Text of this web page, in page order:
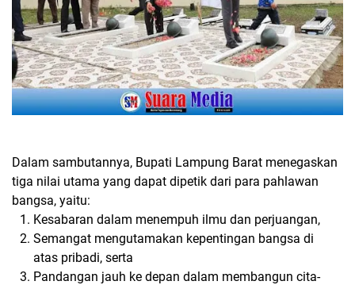
Dalam sambutannya, Bupati Lampung Barat menegaskan
tiga nilai utama yang dapat dipetik dari para pahlawan
bangsa, yaitu:
Kesabaran dalam menempuh ilmu dan perjuangan,
Semangat mengutamakan kepentingan bangsa di
atas pribadi, serta
Pandangan jauh ke depan dalam membangun cita-